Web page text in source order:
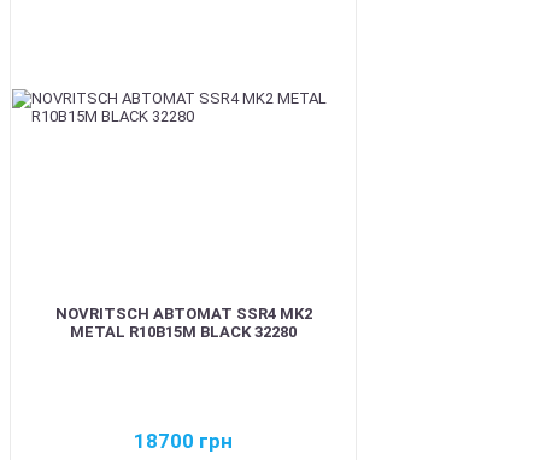
NOVRITSCH АВТОМАТ SSR4 MK2
METAL R10B15M BLACK 32280
18700 грн